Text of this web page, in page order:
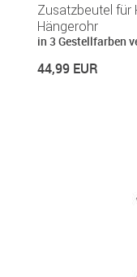
Zusatzbeutel für
Hängerohr
in 3 Gestellfarben
44,99 EUR